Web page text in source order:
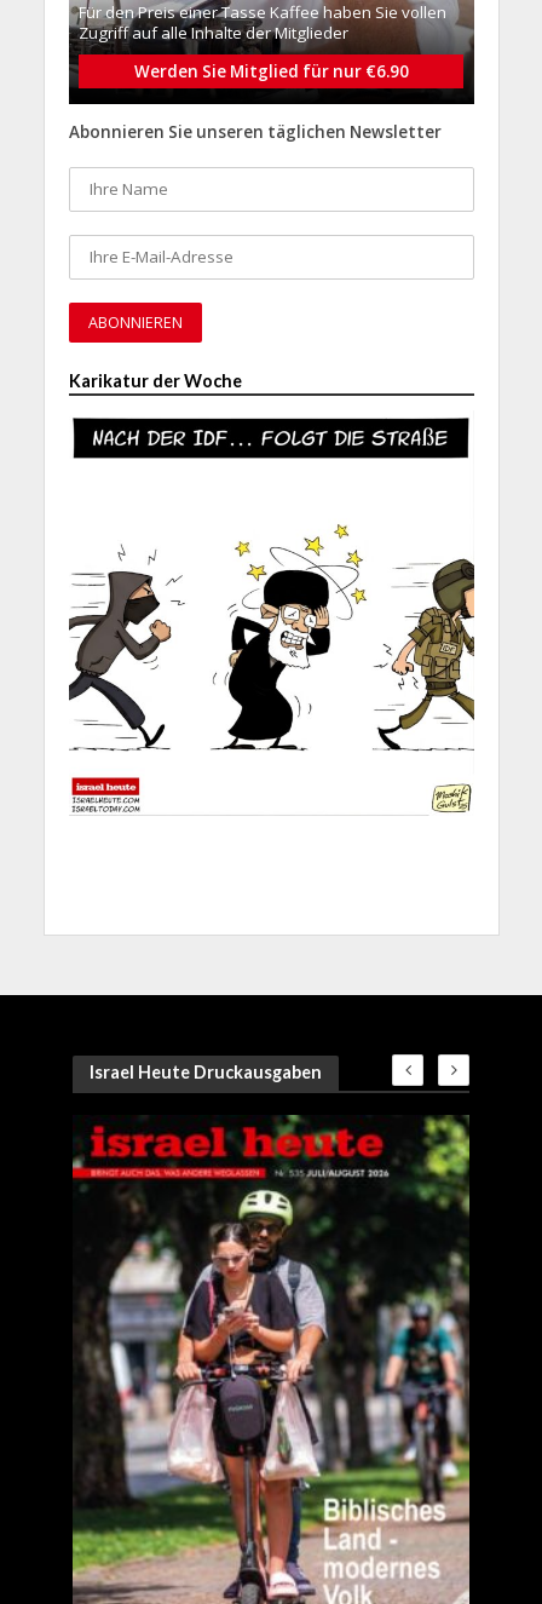
Für den Preis einer Tasse Kaffee haben Sie vollen
Zugriff auf alle Inhalte der Mitglieder
Werden Sie Mitglied für nur €6.90
Abonnieren Sie unseren täglichen Newsletter
Karikatur der Woche
Israel Heute Druckausgaben